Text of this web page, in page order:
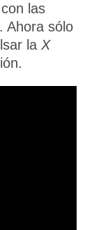
las
Ahora sólo
la X